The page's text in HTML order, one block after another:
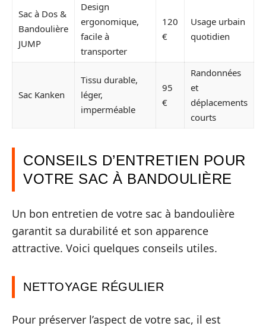
Sac à Dos &
Bandoulière
JUMP
Design
ergonomique,
facile à
transporter
120
€
Usage urbain
quotidien
Sac Kanken
Tissu durable,
léger,
imperméable
95
€
Randonnées
et
déplacements
courts
CONSEILS D’ENTRETIEN POUR
VOTRE SAC À BANDOULIÈRE
Un bon entretien de votre sac à bandoulière
garantit sa durabilité et son apparence
attractive. Voici quelques conseils utiles.
NETTOYAGE RÉGULIER
Pour préserver l’aspect de votre sac, il est